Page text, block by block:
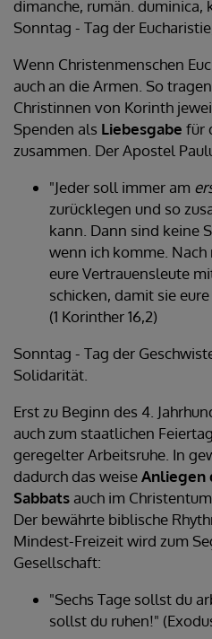
dimanche, rumän. duminica,
Sonntag - Tag der
Wenn Christenmenschen
auch an die Armen. So
Christinnen von Korinth
Spenden als Liebesgabe für
zusammen. Der Apostel
"Jeder soll immer am
zurücklegen und so
kann. Dann sind keine
wenn ich komme.
eure Vertrauensleute
schicken, damit sie
(1 Korinther 16,2)
Sonntag - Tag der
Solidarität.
Erst zu Beginn des 4.
auch zum staatlichen
geregelter Arbeitsruhe. In
dadurch das weiseAnliegen
Sabbatsauch im
Der bewährte biblische
Mindest-Freizeit wird zum
Gesellschaft:
"Sechs Tage sollst du
sollst du ruhen!"